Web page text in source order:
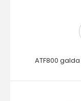
ATF800